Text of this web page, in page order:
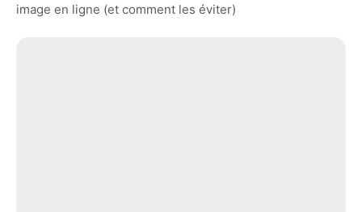
image en ligne (et comment les éviter)